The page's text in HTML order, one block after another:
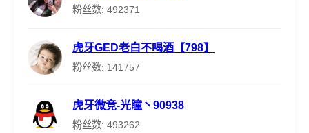
粉丝数: 492371
虎牙GED老白不喝酒【798】
粉丝数: 141757
虎牙微竞-光瞳丶90938
粉丝数: 493262